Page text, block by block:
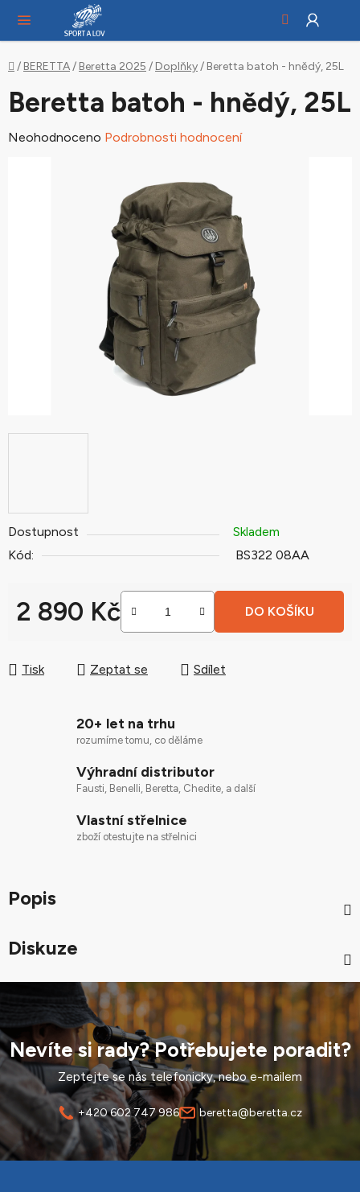
obsah
Domů
/ BERETTA/ Beretta 2025 / Doplňky/ Beretta batoh - hnědý, 25L
Dostupnost
Skladem
Kód:
BS322 08AA
2 890 Kč DO KOŠÍKU
Tisk Zeptat se Sdílet
Beretta batoh - hnědý, 25L
Průměrné
Neohodnoceno Podrobnosti hodnocení
20+ let na trhu
rozumíme tomu, co děláme
Výhradní distributor
Fausti, Benelli, Beretta, Chedite, a další
Vlastní střelnice
zboží otestujte na střelnici
Popis
Diskuze
Nevíte si rady? Potřebujete poradit?
Zeptejte se nás telefonicky, nebo e-mailem
+420 602 747 986 beretta@beretta.cz